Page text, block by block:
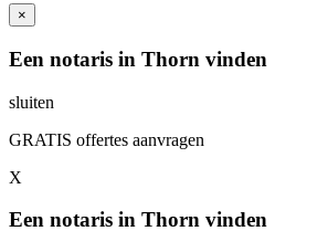
×
Een notaris in Thorn vinden
sluiten
GRATIS offertes aanvragen
X
Een notaris in Thorn vinden